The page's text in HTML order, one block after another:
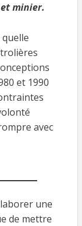
minier.
et 1990
avec
une
de mettre